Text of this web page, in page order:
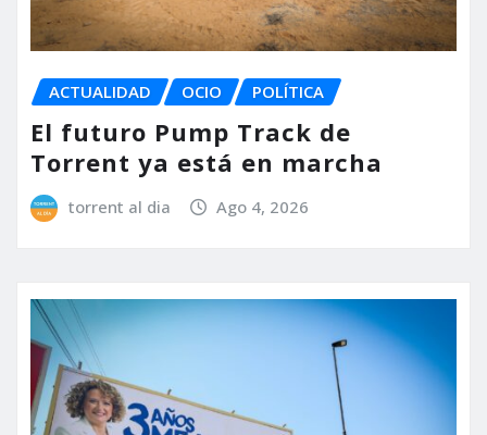
ACTUALIDAD OCIO POLÍTICA
El futuro Pump Track de
Torrent ya está en marcha
torrent al dia Ago 4, 2026